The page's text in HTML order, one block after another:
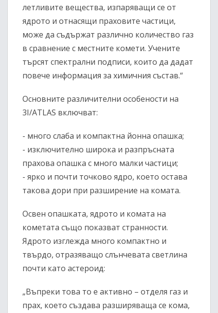
летливите вещества, изпаряващи се от
ядрото и отнасящи праховите частици,
може да съдържат различно количество газ
в сравнение с местните комети. Учените
търсят спектрални подписи, които да дадат
повече информация за химичния състав.“
Основните различителни особености на
3I/ATLAS включват:
- много слаба и компактна йонна опашка;
- изключително широка и разпръсната
прахова опашка с много малки частици;
- ярко и почти точково ядро, което остава
такова дори при разширение на комата.
Освен опашката, ядрото и комата на
кометата също показват странности.
Ядрото изглежда много компактно и
твърдо, отразяващо слънчевата светлина
почти като астероид:
„Въпреки това то е активно – отделя газ и
прах, което създава разширяваща се кома,